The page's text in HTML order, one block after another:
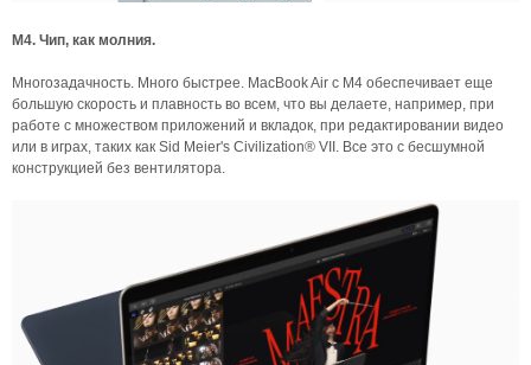
М4. Чип, как молния.
Многозадачность. Много быстрее. MacBook Air с M4 обеспечивает еще
большую скорость и плавность во всем, что вы делаете, например, при
работе с множеством приложений и вкладок, при редактировании видео
или в играх, таких как Sid Meier's Civilization® VII. Все это с бесшумной
конструкцией без вентилятора.